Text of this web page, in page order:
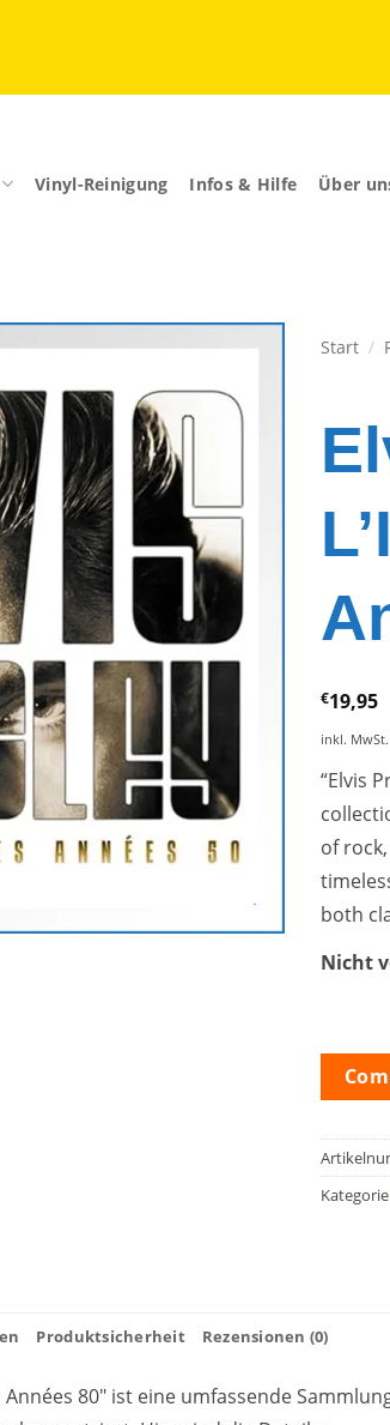
Vinyl-Reinigung Infos & Hilfe Über
Zur
Wunschliste
hinzufügen
Start /
€19,95
inkl. MwSt.
“Elvis
of
both
Nicht
Produktsicherheit Rezensionen (0)
Années 80" ist eine umfassende